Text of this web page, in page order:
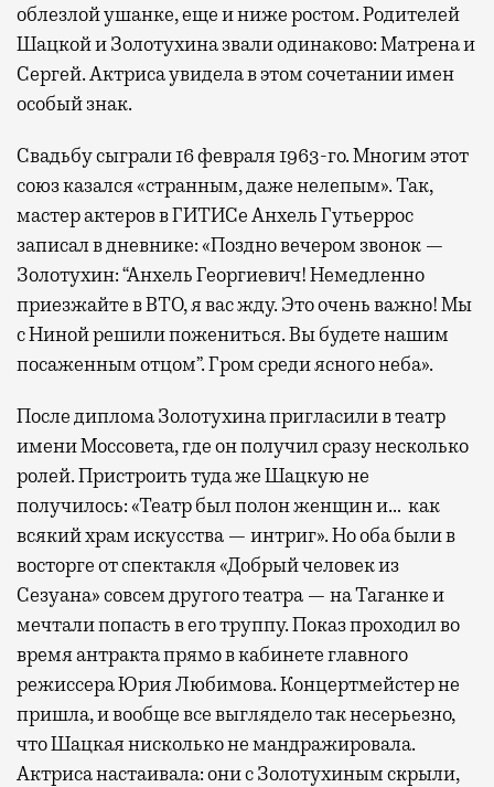
облезлой ушанке, еще и ниже ростом. Родителей
Шацкой и Золотухина звали одинаково: Матрена и
Сергей. Актриса увидела в этом сочетании имен
особый знак.
Свадьбу сыграли 16 февраля 1963-го. Многим этот
союз казался «странным, даже нелепым». Так,
мастер актеров в ГИТИСе Анхель Гутьеррос
записал в дневнике: «Поздно вечером звонок —
Золотухин: “Анхель Георгиевич! Немедленно
приезжайте в ВТО, я вас жду. Это очень важно! Мы
с Ниной решили пожениться. Вы будете нашим
посаженным отцом”. Гром среди ясного неба».
После диплома Золотухина пригласили в театр
имени Моссовета, где он получил сразу несколько
ролей. Пристроить туда же Шацкую не
получилось: «Театр был полон женщин и… как
всякий храм искусства — интриг». Но оба были в
восторге от спектакля «Добрый человек из
Сезуана» совсем другого театра — на Таганке и
мечтали попасть в его труппу. Показ проходил во
время антракта прямо в кабинете главного
режиссера Юрия Любимова. Концертмейстер не
пришла, и вообще все выглядело так несерьезно,
что Шацкая нисколько не мандражировала.
Актриса настаивала: они с Золотухиным скрыли,